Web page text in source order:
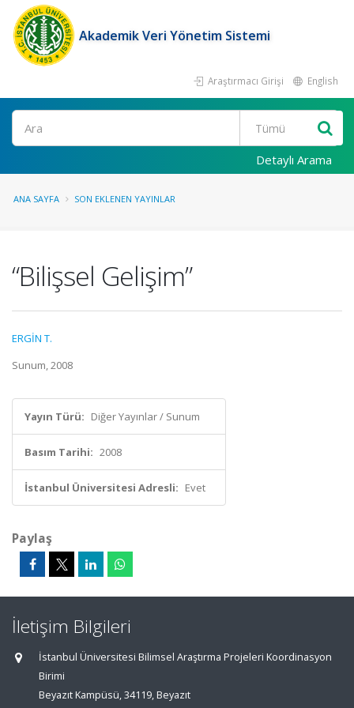
Akademik Veri Yönetim Sistemi
Araştırmacı Girişi English
Ara
Detaylı Arama
ANA SAYFA SON EKLENEN YAYINLAR
“Bilişsel Gelişim”
ERGİN T.
Sunum, 2008
Yayın Türü: Diğer Yayınlar / Sunum
Basım Tarihi: 2008
İstanbul Üniversitesi Adresli: Evet
Paylaş
İletişim Bilgileri
İstanbul Üniversitesi Bilimsel Araştırma Projeleri Koordinasyon
Birimi
Beyazıt Kampüsü, 34119, Beyazıt